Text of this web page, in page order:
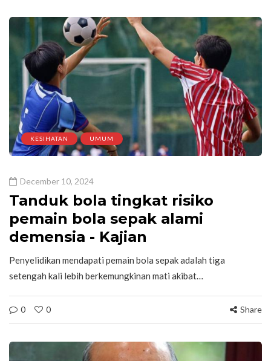
KESIHATAN UMUM
December 10, 2024
Tanduk bola tingkat risiko
pemain bola sepak alami
demensia - Kajian
Penyelidikan mendapati pemain bola sepak adalah tiga
setengah kali lebih berkemungkinan mati akibat…
0 0 Share